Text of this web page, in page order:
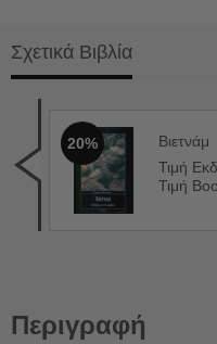
Σχετικά Βιβλία
20%
Βιετνάμ
Τιμή
Τιμή
Περιγραφή